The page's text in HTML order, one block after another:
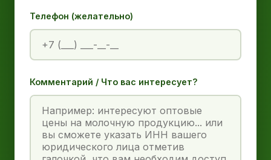
Телефон (желательно)
Комментарий / Что вас интересует?